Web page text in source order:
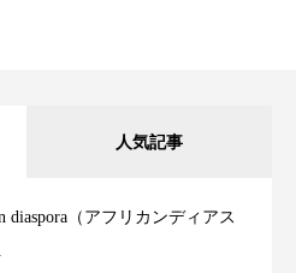
人気記事
diaspora（アフリカンディアス